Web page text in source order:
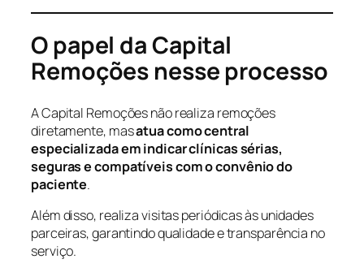
O papel da Capital
Remoções nesse processo
A Capital Remoções não realiza remoções
diretamente, masatua como central
especializada em indicar clínicas sérias,
seguras e compatíveis com o convênio do
paciente.
Além disso, realiza visitas periódicas às unidades
parceiras, garantindo qualidade e transparência no
serviço.